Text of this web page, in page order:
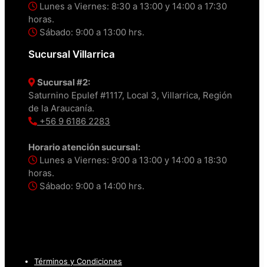
Lunes a Viernes: 8:30 a 13:00 y 14:00 a 17:30
horas.
Sábado: 9:00 a 13:00 hrs.
Sucursal Villarrica
Sucursal #2:
Saturnino Epulef #1117, Local 3, Villarrica, Región
de la Araucanía.
+56 9 6186 2283
Horario atención sucursal:
Lunes a Viernes: 9:00 a 13:00 y 14:00 a 18:30
horas.
Sábado: 9:00 a 14:00 hrs.
Términos y Condiciones